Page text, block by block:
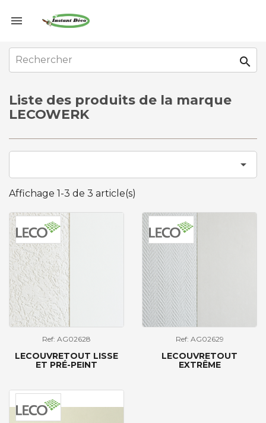


Liste des produits de la marque
LECOWERK

Affichage 1-3 de 3 article(s)
Ref: AG02628
LECOUVRETOUT LISSE
ET PRÉ-PEINT
Ref: AG02629
LECOUVRETOUT
EXTRÊME